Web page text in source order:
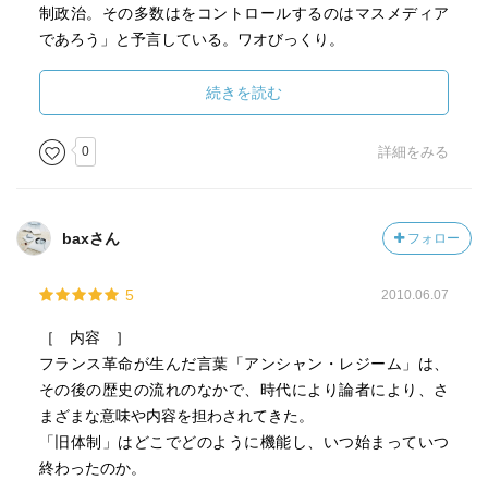
制政治。その多数はをコントロールするのはマスメディア
であろう」と予言している。ワオびっくり。
現代の予言者は誰でしょうか？
気にな～る！
続きを読む
0 詳細をみる
baxさん フォロー
5 2010.06.07
［ 内容 ］
フランス革命が生んだ言葉「アンシャン・レジーム」は、
その後の歴史の流れのなかで、時代により論者により、さ
まざまな意味や内容を担わされてきた。
「旧体制」はどこでどのように機能し、いつ始まっていつ
終わったのか。